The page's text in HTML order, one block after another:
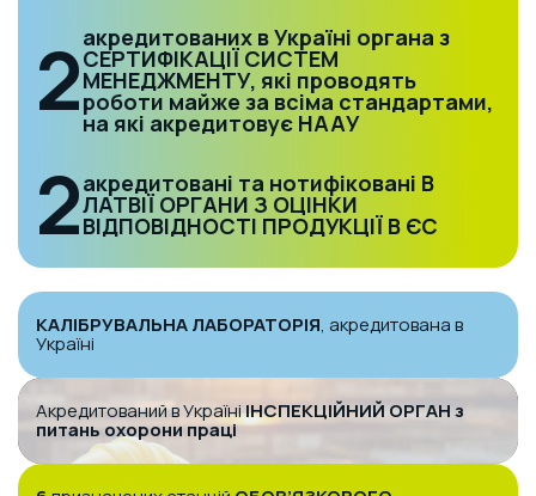
2акредитованих в Україні органа з
СЕРТИФІКАЦІЇ СИСТЕМ
МЕНЕДЖМЕНТУ, які проводять
роботи майже за всіма стандартами,
на які акредитовує НААУ
2акредитовані та нотифіковані В
ЛАТВІЇ ОРГАНИ З ОЦІНКИ
ВІДПОВІДНОСТІ ПРОДУКЦІЇ В ЄС
КАЛІБРУВАЛЬНА ЛАБОРАТОРІЯ, акредитована в
Україні
Акредитований в УкраїніІНСПЕКЦІЙНИЙ ОРГАН з
питань охорони праці